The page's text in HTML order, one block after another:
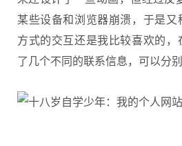
某些设备和浏览器崩溃，于是
方式的交互还是我比较喜欢的
了几个不同的联系信息，可以分别